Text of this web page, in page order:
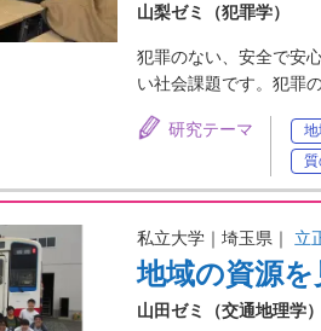
山梨ゼミ（犯罪学）
犯罪のない、安全で安
い社会課題です。犯罪
研究テーマ
私立大学｜埼玉県｜ 立
地域の資源
山田ゼミ（交通地理学）